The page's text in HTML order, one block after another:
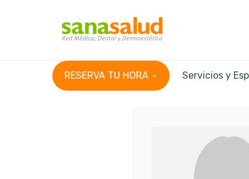
RESERVA TU HORA Servicios y